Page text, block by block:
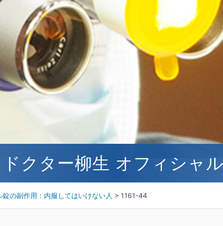
ドクター柳生 オフィシャ
錠の副作用：内服してはいけない人 > 1161-44